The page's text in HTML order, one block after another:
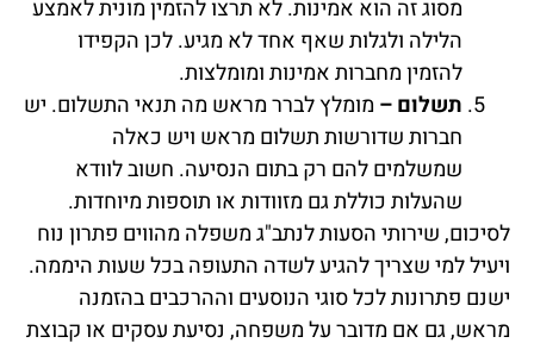
מסוג זה הוא אמינות. לא תרצו להזמין מונית לאמצע
הלילה ולגלות שאף אחד לא מגיע. לכן הקפידו
להזמין מחברות אמינות ומומלצות.
תשלום – מומלץ לברר מראש מה תנאי התשלום. יש
חברות שדורשות תשלום מראש ויש כאלה
שמשלמים להם רק בתום הנסיעה. חשוב לוודא
שהעלות כוללת גם מזוודות או תוספות מיוחדות.
לסיכום, שירותי הסעות לנתב"ג משפלה מהווים פתרון נוח
ויעיל למי שצריך להגיע לשדה התעופה בכל שעות היממה.
ישנם פתרונות לכל סוגי הנוסעים וההרכבים בהזמנה
מראש, גם אם מדובר על משפחה, נסיעת עסקים או קבוצת